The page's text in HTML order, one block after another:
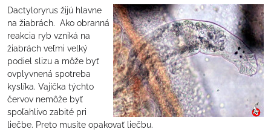
Dactyloryrus žijú hlavne
na žiabrách. Ako obranná
reakcia ryb vzniká na
žiabrách veľmi velký
podiel slizu a môže byť
ovplyvnená spotreba
kyslíka. Vajíčka týchto
červov nemôže byť
spoľahlivo zabité pri
liečbe. Preto musíte opakovať liečbu.